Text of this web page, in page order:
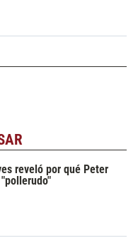
reveló por qué Peter